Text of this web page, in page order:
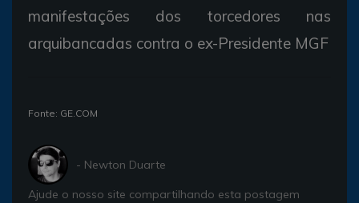
manifestações dos torcedores nas
arquibancadas contra o ex-Presidente MGF
Fonte: GE.COM
- Newton Duarte
Ajude o nosso site compartilhando esta postagem